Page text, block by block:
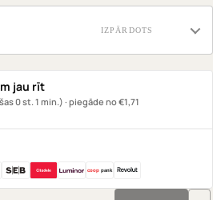
IZPĀRDOTS
jau rīt
0 st. 1 min.) · piegāde no €1,71
cooppank